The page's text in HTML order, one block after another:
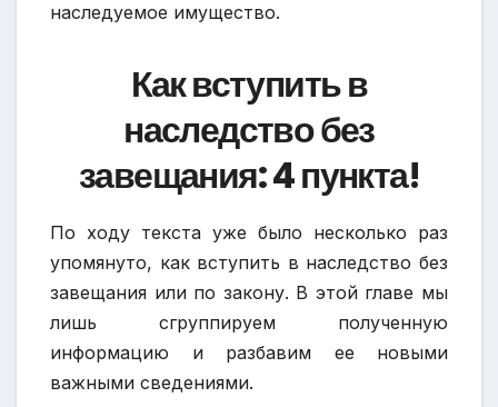
наследуемое имущество.
Как вступить в
наследство без
завещания: 4 пункта!
По ходу текста уже было несколько раз
упомянуто, как вступить в наследство без
завещания или по закону. В этой главе мы
лишь сгруппируем полученную
информацию и разбавим ее новыми
важными сведениями.